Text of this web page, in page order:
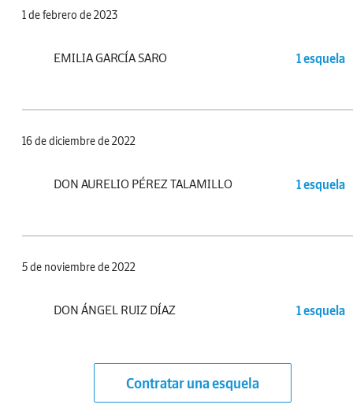
1 de febrero de 2023
EMILIA GARCÍA SARO 1 esquela
16 de diciembre de 2022
DON AURELIO PÉREZ TALAMILLO 1 esquela
5 de noviembre de 2022
DON ÁNGEL RUIZ DÍAZ 1 esquela
Contratar una esquela